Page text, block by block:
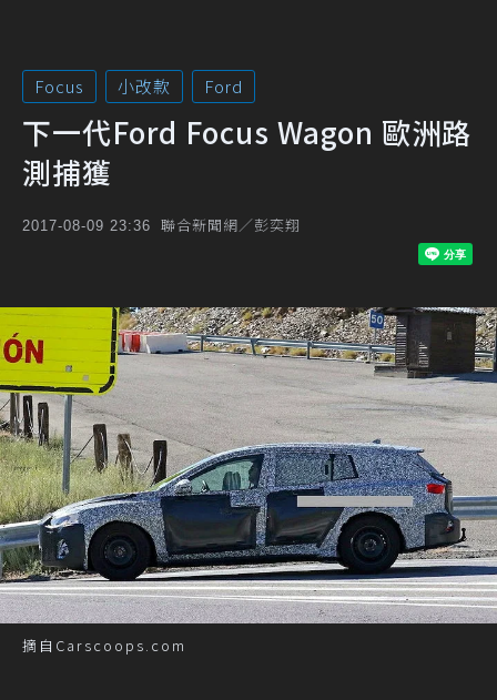
Focus 小改款 Ford
下一代Ford Focus Wagon 歐洲路
測捕獲
2017-08-09 23:36 聯合新聞網／彭奕翔
摘自Carscoops.com